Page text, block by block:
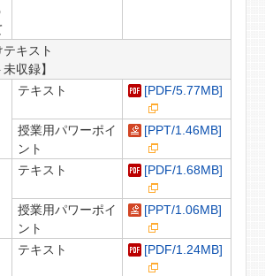
キスト
収録】
テキスト [PDF/5.77MB]
授業用パワーポイ
ント
[PPT/1.46MB]
テキスト [PDF/1.68MB]
授業用パワーポイ
ント
[PPT/1.06MB]
テキスト [PDF/1.24MB]